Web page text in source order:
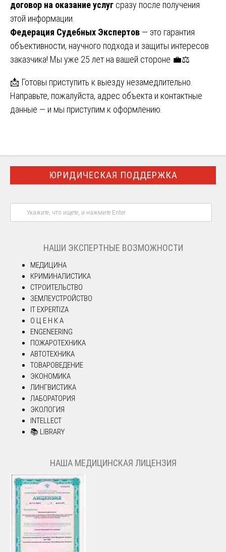
договор на оказание услуг сразу после получения
этой информации.
Федерация Судебных Экспертов — это гарантия
объективности, научного подхода и защиты интересов
заказчика! Мы уже 25 лет на вашей стороне 💼⚖️
📩 Готовы приступить к выезду незамедлительно.
Направьте, пожалуйста, адрес объекта и контактные
данные — и мы приступим к оформлению.
ЮРИДИЧЕСКАЯ ПОДДЕРЖКА
НАШИ ЭКСПЕРТНЫЕ ВОЗМОЖНОСТИ
МЕДИЦИНА
КРИМИНАЛИСТИКА
СТРОИТЕЛЬСТВО
ЗЕМЛЕУСТРОЙСТВО
IT EXPERTIZA
О Ц Е Н К А
ENGENEERING
ПОЖАРОТЕХНИКА
АВТОТЕХНИКА
ТОВАРОВЕДЕНИЕ
ЭКОНОМИКА
ЛИНГВИСТИКА
ЛАБОРАТОРИЯ
ЭКОЛОГИЯ
INTELLECT
📚 LIBRARY
НАША МЕДИЦИНСКАЯ ЛИЦЕНЗИЯ